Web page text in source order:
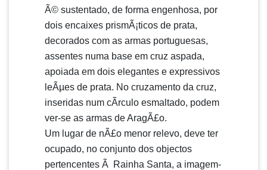
Ã© sustentado, de forma engenhosa, por
dois encaixes prismÃ¡ticos de prata,
decorados com as armas portuguesas,
assentes numa base em cruz aspada,
apoiada em dois elegantes e expressivos
leÃµes de prata. No cruzamento da cruz,
inseridas num cÃ­rculo esmaltado, podem
ver-se as armas de AragÃ£o.
Um lugar de nÃ£o menor relevo, deve ter
ocupado, no conjunto dos objectos
pertencentes Ã Rainha Santa, a imagem-